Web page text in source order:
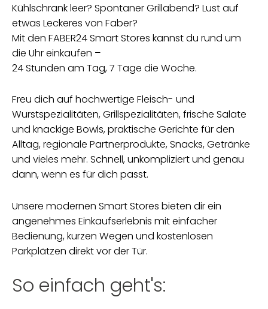
Kühlschrank leer? Spontaner Grillabend? Lust auf
etwas Leckeres von Faber?
Mit den FABER24 Smart Stores kannst du rund um
die Uhr einkaufen –
24 Stunden am Tag, 7 Tage die Woche.
Freu dich auf hochwertige Fleisch- und
Wurstspezialitäten, Grillspezialitäten, frische Salate
und knackige Bowls, praktische Gerichte für den
Alltag, regionale Partnerprodukte, Snacks, Getränke
und vieles mehr. Schnell, unkompliziert und genau
dann, wenn es für dich passt.
Unsere modernen Smart Stores bieten dir ein
angenehmes Einkaufserlebnis mit einfacher
Bedienung, kurzen Wegen und kostenlosen
Parkplätzen direkt vor der Tür.
So einfach geht's: